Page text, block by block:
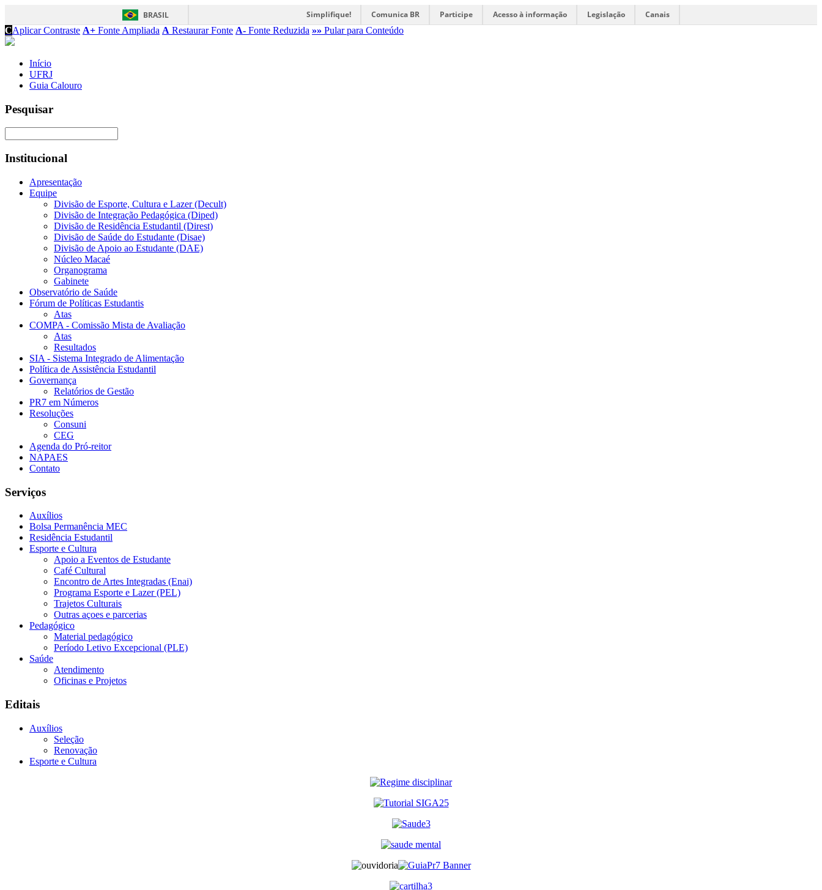
BRASIL Simplifique! Comunica BR Participe Acesso à informação Legislação
Canais
CAplicar Contraste A+ Fonte Ampliada A Restaurar Fonte A- Fonte Reduzida »» Pular para Conteúdo
Início
UFRJ
Guia Calouro
Pesquisar
Institucional
Apresentação
Equipe
Divisão de Esporte, Cultura e Lazer (Decult)
Divisão de Integração Pedagógica (Diped)
Divisão de Residência Estudantil (Direst)
Divisão de Saúde do Estudante (Disae)
Divisão de Apoio ao Estudante (DAE)
Núcleo Macaé
Organograma
Gabinete
Observatório de Saúde
Fórum de Políticas Estudantis
Atas
COMPA - Comissão Mista de Avaliação
Atas
Resultados
SIA - Sistema Integrado de Alimentação
Política de Assistência Estudantil
Governança
Relatórios de Gestão
PR7 em Números
Resoluções
Consuni
CEG
Agenda do Pró-reitor
NAPAES
Contato
Serviços
Auxílios
Bolsa Permanência MEC
Residência Estudantil
Esporte e Cultura
Apoio a Eventos de Estudante
Café Cultural
Encontro de Artes Integradas (Enai)
Programa Esporte e Lazer (PEL)
Trajetos Culturais
Outras açoes e parcerias
Pedagógico
Material pedagógico
Período Letivo Excepcional (PLE)
Saúde
Atendimento
Oficinas e Projetos
Editais
Auxílios
Seleção
Renovação
Esporte e Cultura